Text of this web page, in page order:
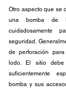
Otro aspecto que se
una bomba de
cuidadosamente
seguridad.
de perforación
lodo. El sitio
suficientemente
bomba y sus